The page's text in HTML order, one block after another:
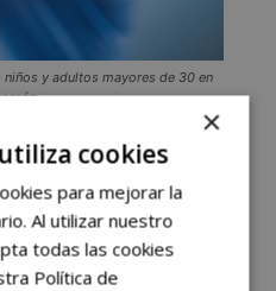
y adultos mayores de 30 en
para quienes
por haber
×
cookies
para mejorar la
Al utilizar nuestro
todas las cookies
Política de